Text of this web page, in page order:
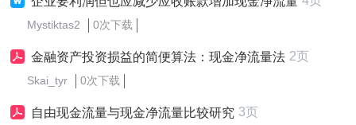
Mystiktas2 0次下载
金融资产投资损益的简便算法：现金净流量法 2页
Skai_tyr 0次下载
自由现金流量与现金净流量比较研究 3页